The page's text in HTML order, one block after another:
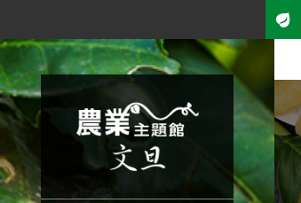
跳到主要內容
農業知識入口網